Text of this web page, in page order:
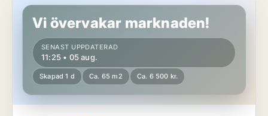
Vi övervakar marknaden!
SENAST UPPDATERAD
11:25 • 05 aug.
Skapad 1 d Ca. 65 m2 Ca. 6 500 kr.